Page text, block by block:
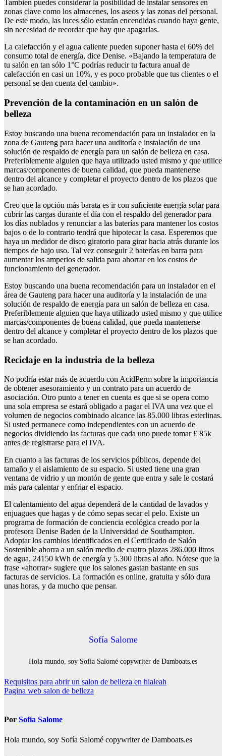
También puedes considerar la posibilidad de instalar sensores en
zonas clave como los almacenes, los aseos y las zonas del personal.
De este modo, las luces sólo estarán encendidas cuando haya gente,
sin necesidad de recordar que hay que apagarlas.
La calefacción y el agua caliente pueden suponer hasta el 60% del
consumo total de energía, dice Denise. «Bajando la temperatura de
tu salón en tan sólo 1°C podrías reducir tu factura anual de
calefacción en casi un 10%, y es poco probable que tus clientes o el
personal se den cuenta del cambio».
Prevención de la contaminación en un salón de
belleza
Estoy buscando una buena recomendación para un instalador en la
zona de Gauteng para hacer una auditoría e instalación de una
solución de respaldo de energía para un salón de belleza en casa.
Preferiblemente alguien que haya utilizado usted mismo y que utilice
marcas/componentes de buena calidad, que pueda mantenerse
dentro del alcance y completar el proyecto dentro de los plazos que
se han acordado.
Creo que la opción más barata es ir con suficiente energía solar para
cubrir las cargas durante el día con el respaldo del generador para
los días nublados y renunciar a las baterías para mantener los costos
bajos o de lo contrario tendrá que hipotecar la casa. Esperemos que
haya un medidor de disco giratorio para girar hacia atrás durante los
tiempos de bajo uso. Tal vez conseguir 2 baterías en barra para
aumentar los amperios de salida para ahorrar en los costos de
funcionamiento del generador.
Estoy buscando una buena recomendación para un instalador en el
área de Gauteng para hacer una auditoría y la instalación de una
solución de respaldo de energía para un salón de belleza en casa.
Preferiblemente alguien que haya utilizado usted mismo y que utilice
marcas/componentes de buena calidad, que pueda mantenerse
dentro del alcance y completar el proyecto dentro de los plazos que
se han acordado.
Reciclaje en la industria de la belleza
No podría estar más de acuerdo con AcidPerm sobre la importancia
de obtener asesoramiento y un contrato para un acuerdo de
asociación. Otro punto a tener en cuenta es que si se opera como
una sola empresa se estará obligado a pagar el IVA una vez que el
volumen de negocios combinado alcance las 85.000 libras esterlinas.
Si usted permanece como independientes con un acuerdo de
negocios dividiendo las facturas que cada uno puede tomar £ 85k
antes de registrarse para el IVA.
En cuanto a las facturas de los servicios públicos, depende del
tamaño y el aislamiento de su espacio. Si usted tiene una gran
ventana de vidrio y un montón de gente que entra y sale le costará
más para calentar y enfriar el espacio.
El calentamiento del agua dependerá de la cantidad de lavados y
enjuagues que hagas y de cómo sepas secar el pelo. Existe un
programa de formación de conciencia ecológica creado por la
profesora Denise Baden de la Universidad de Southampton.
Adoptar los cambios identificados en el Certificado de Salón
Sostenible ahorra a un salón medio de cuatro plazas 286.000 litros
de agua, 24150 kWh de energía y 5.300 libras al año. Nótese que la
frase «ahorrar» sugiere que los salones gastan bastante en sus
facturas de servicios. La formación es online, gratuita y sólo dura
unas horas, y da mucho que pensar.
Sofía Salome
Hola mundo, soy Sofía Salomé copywriter de Damboats.es
Navegación
de
Requisitos para abrir un salon de belleza en hialeah
Pagina web salon de belleza
Por Sofía Salome
Hola mundo, soy Sofía Salomé copywriter de Damboats.es